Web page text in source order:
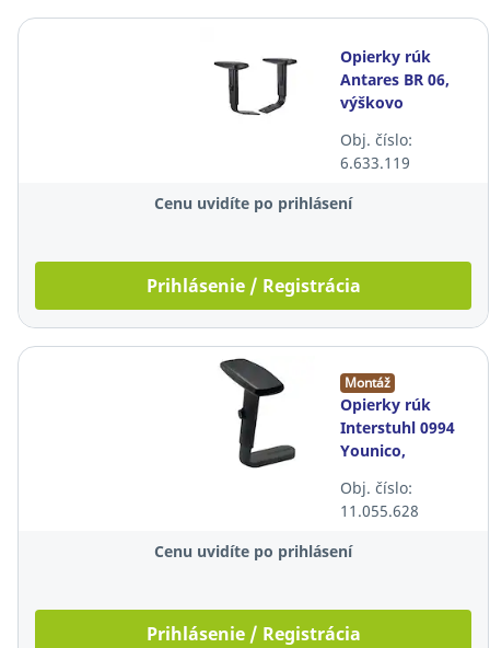
Opierky rúk
Antares BR 06,
výškovo
Obj. číslo:
6.633.119
Cenu uvidíte po prihlásení
Prihlásenie / Registrácia
Montáž
Opierky rúk
Interstuhl 0994
Younico,
nastaviteľné,
čierne
Obj. číslo:
11.055.628
Cenu uvidíte po prihlásení
Prihlásenie / Registrácia